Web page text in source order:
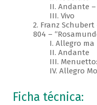
II. Andante –
III. Vivo
2. Franz Schubert
804 –
I. Allegro ma
II. Andante
III. Menuetto:
IV. Allegro
Ficha técnica: